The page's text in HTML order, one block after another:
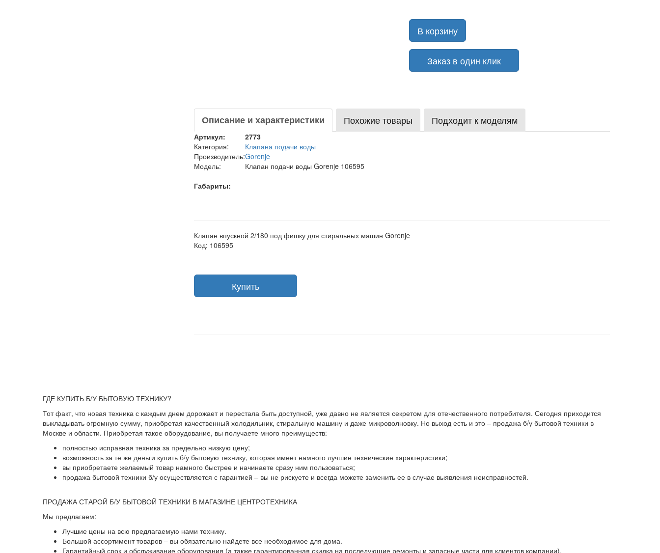
В корзину
Заказ в один клик
Описание и характеристики Похожие товары Подходит к моделям
Артикул:
2773
Категория:
Клапана подачи воды
Производитель:Gorenje
Модель:
Клапан подачи воды Gorenje 106595
Габариты:
Клапан впускной 2/180 под фишку для стиральных машин Gorenje
Код: 106595
ГДЕ КУПИТЬ Б/У БЫТОВУЮ ТЕХНИКУ?
Тот факт, что новая техника с каждым днем дорожает и перестала быть доступной, уже давно не является секретом для отечественного потребителя. Сегодня приходится
выкладывать огромную сумму, приобретая качественный холодильник, стиральную машину и даже микроволновку. Но выход есть и это – продажа б/у бытовой техники в
Москве и области. Приобретая такое оборудование, вы получаете много преимуществ:
полностью исправная техника за предельно низкую цену;
возможность за те же деньги купить б/у бытовую технику, которая имеет намного лучшие технические характеристики;
вы приобретаете желаемый товар намного быстрее и начинаете сразу ним пользоваться;
продажа бытовой техники б/у осуществляется с гарантией – вы не рискуете и всегда можете заменить ее в случае выявления неисправностей.
ПРОДАЖА СТАРОЙ Б/У БЫТОВОЙ ТЕХНИКИ В МАГАЗИНЕ ЦЕНТРОТЕХНИКА
Мы предлагаем:
Лучшие цены на всю предлагаемую нами технику.
Большой ассортимент товаров – вы обязательно найдете все необходимое для дома.
Гарантийный срок и обслуживание оборудования (а также гарантированная скидка на последующие ремонты и запасные части для клиентов компании).